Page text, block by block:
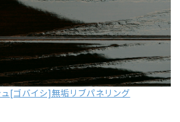
[ゴバイシ]無垢リブパネリング